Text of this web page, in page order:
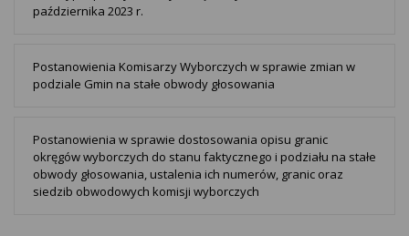
października 2023 r.
Postanowienia Komisarzy Wyborczych w sprawie zmian w
podziale Gmin na stałe obwody głosowania
Postanowienia w sprawie dostosowania opisu granic
okręgów wyborczych do stanu faktycznego i podziału na stałe
obwody głosowania, ustalenia ich numerów, granic oraz
siedzib obwodowych komisji wyborczych